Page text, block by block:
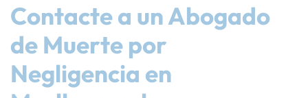
Contacte a un Abogado
de Muerte por
Negligencia en